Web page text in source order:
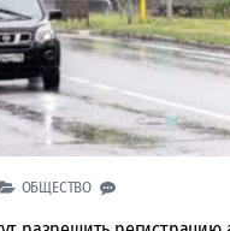
ОБЩЕСТВО